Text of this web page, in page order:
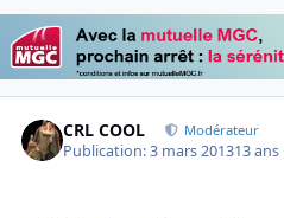
CRL COOL Modérateur
Publication:3 mars 201313 ans